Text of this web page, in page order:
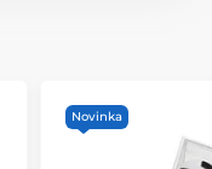
Novinka